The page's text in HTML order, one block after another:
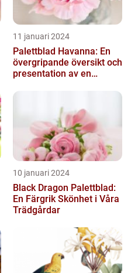
11 januari 2024
Palettblad Havanna: En
övergripande översikt och
presentation av en
10 januari 2024
Black Dragon Palettblad:
En Färgrik Skönhet i Våra
Trädgårdar